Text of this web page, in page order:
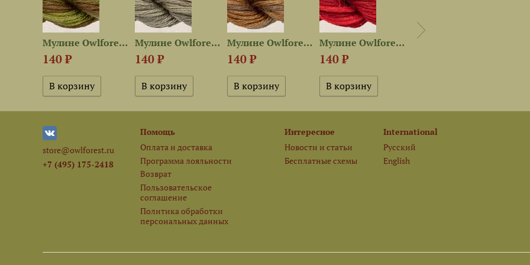
Мулине Owlforest 2306 —...
140 ₽
Мулине Owlforest 2204 —...
140 ₽
Мулине Owlforest 2201 —...
140 ₽
Мулине Owlforest 2504 —...
140 ₽
store@owlforest.ru
+7 (495) 175-2418
Помощь
Оплата и доставка
Программа лояльности
Возврат
Пользовательское
соглашение
Политика обработки
персональных данных
Интересное
Новости и статьи
Бесплатные схемы
International
Русский
English